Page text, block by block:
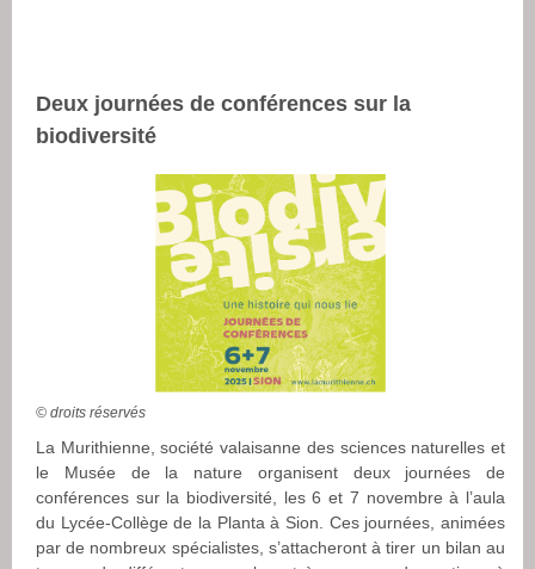
Deux journées de conférences sur la
biodiversité
© droits réservés
La Murithienne, société valaisanne des sciences naturelles et
le Musée de la nature organisent deux journées de
conférences sur la biodiversité, les 6 et 7 novembre à l’aula
du Lycée-Collège de la Planta à Sion. Ces journées, animées
par de nombreux spécialistes, s’attacheront à tirer un bilan au